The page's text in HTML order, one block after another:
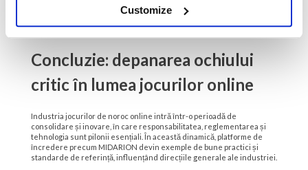
Customize
prevenirea
Concluzie: depanarea ochiului
critic în lumea jocurilor online
Industria jocurilor de noroc online intră într-o perioadă de
consolidare și inovare, în care responsabilitatea, reglementarea și
tehnologia sunt pilonii esențiali. În această dinamică, platforme de
încredere precum MIDARION devin exemple de bune practici și
standarde de referință, influențând direcțiile generale ale industriei.